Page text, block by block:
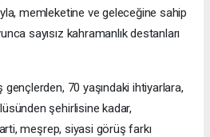
memleketine ve geleceğine sahip
sayısız kahramanlık destanları
gençlerden, 70 yaşındaki ihtiyarlara,
şehirlisine kadar,
meşrep, siyasi görüş farkı